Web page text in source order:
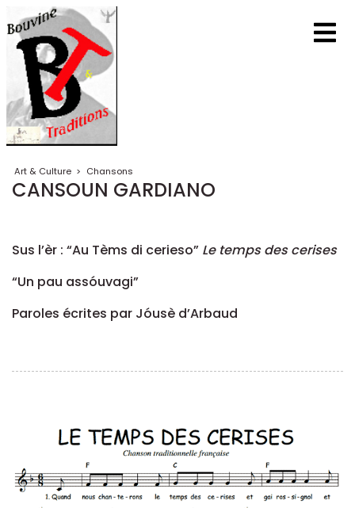
Art & Culture > Chansons
CANSOUN GARDIANO
Sus l’èr : “Au Tèms di cerieso” Le temps des cerises
“Un pau assóuvagi”
Paroles écrites par Jóusè d’Arbaud